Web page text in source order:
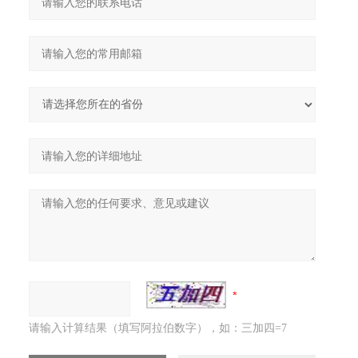
请输入计算结果（填写阿拉伯数字），如：三加四=7